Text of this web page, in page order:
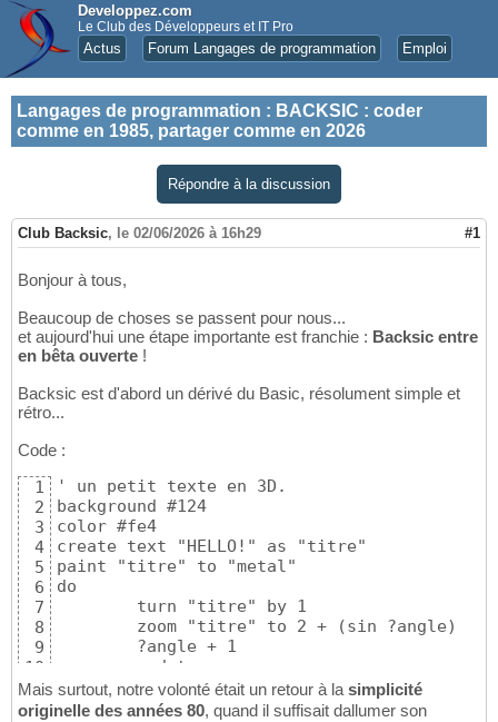
Developpez.com
Le Club des Développeurs et IT Pro
Actus Forum Langages de programmation Emploi
Langages de programmation : BACKSIC : coder
comme en 1985, partager comme en 2026
Répondre à la discussion
Club Backsic, le 02/06/2026 à 16h29 #1
Bonjour à tous,
Beaucoup de choses se passent pour nous...
et aujourd'hui une étape importante est franchie : Backsic entre
en bêta ouverte !
Backsic est d'abord un dérivé du Basic, résolument simple et
rétro...
Code :
1
2
3
4
5
6
7
8
9
10
11
' un petit texte en 3D.
background #124
color #fe4
create text "HELLO!" as "titre"
paint "titre" to "metal"
do
loop
Mais surtout, notre volonté était un retour à la simplicité
originelle des années 80, quand il suffisait dallumer son